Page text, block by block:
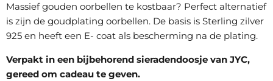
Massief gouden oorbellen te kostbaar? Perfect alternatief
is zijn de goudplating oorbellen. De basis is Sterling zilver
925 en heeft een E- coat als bescherming na de plating.
Verpakt in een bijbehorend sieradendoosje van JYC,
gereed om cadeau te geven.